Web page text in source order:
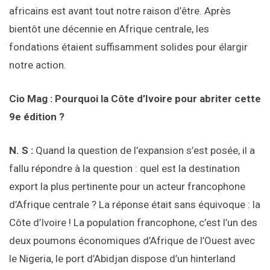
africains est avant tout notre raison d’être. Après
bientôt une décennie en Afrique centrale, les
fondations étaient suffisamment solides pour élargir
notre action.
Cio Mag : Pourquoi la Côte d’Ivoire pour abriter cette
9e édition ?
N. S : Quand la question de l’expansion s’est posée, il a
fallu répondre à la question : quel est la destination
export la plus pertinente pour un acteur francophone
d’Afrique centrale ? La réponse était sans équivoque : la
Côte d’Ivoire ! La population francophone, c’est l’un des
deux poumons économiques d’Afrique de l’Ouest avec
le Nigeria, le port d’Abidjan dispose d’un hinterland